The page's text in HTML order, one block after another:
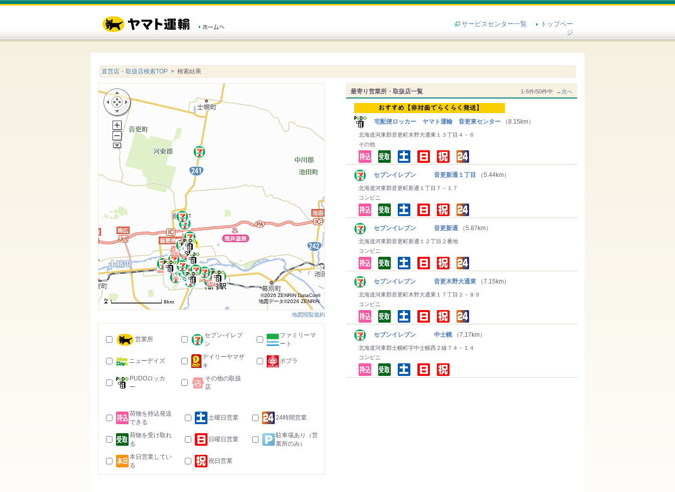
サービスセンター一覧
トップペー
ジ
直営店・取扱店検索TOP > 検索結果
最寄り営業所・取扱店一覧 1-5件/50件中 →次へ
宅配便ロッカー ヤマト運輸 音更東センター （8.15km）
北海道河東郡音更町木野大通東１３丁目４－６
その他
セブンイレブン 音更新通１丁目 （5.44km）
北海道河東郡音更町新通１丁目７－１７
コンビニ
セブンイレブン 音更新通 （5.87km）
北海道河東郡音更町新通１２丁目２番地
コンビニ
セブンイレブン 音更木野大通東 （7.15km）
北海道河東郡音更町木野大通東１７丁目２－８９
コンビニ
セブンイレブン 中士幌 （7.17km）
北海道河東郡士幌町字中士幌西２線７４－１４
コンビニ
8km
©2026 ZENRIN DataCom
地図データ©2026 ZENRIN
地図閲覧規約
営業所
セブン-イレブ
ン
ファミリーマ
ート
ニューデイズ
デイリーヤマザ
キ
ポプラ
PUDOロッカ
ー
その他の取扱
店
荷物を持込発送
できる
土曜日営業 24時間営業
荷物を受け取れ
る
日曜日営業
駐車場あり（営
業所のみ）
本日営業してい
る
祝日営業